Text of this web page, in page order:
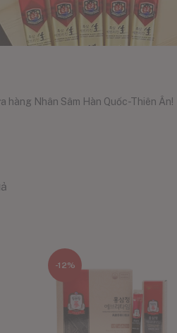
hàng Nhân Sâm Hàn Quốc-Thiên Ân!
-12%